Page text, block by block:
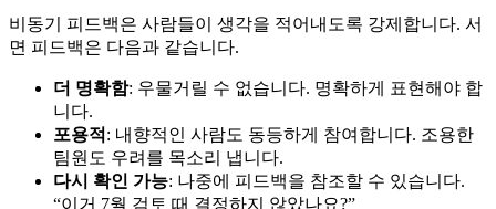
비동기 피드백은 사람들이 생각을 적어내도록 강제합니다. 서
면 피드백은 다음과 같습니다.
더 명확함: 우물거릴 수 없습니다. 명확하게 표현해야 합
니다.
포용적 : 내향적인 사람도 동등하게 참여합니다. 조용한
팀원도 우려를 목소리 냅니다.
다시 확인 가능: 나중에 피드백을 참조할 수 있습니다.
“이거 7월 검토 때 결정하지 않았나요?”